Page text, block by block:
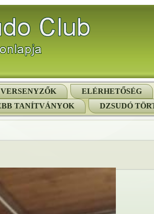
VERSENYZŐK ELÉRHETŐSÉG
TANÍTVÁNYOK DZSUDÓ